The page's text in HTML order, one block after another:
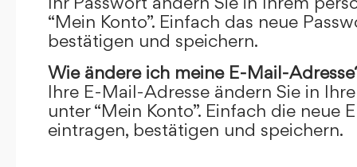
“Mein Konto”. Einfach das neue
bestätigen und speichern.
Wie ändere ich meine E-Mail-
Ihre E-Mail-Adresse ändern Sie in
unter “Mein Konto”. Einfach die neue
eintragen, bestätigen und speichern.